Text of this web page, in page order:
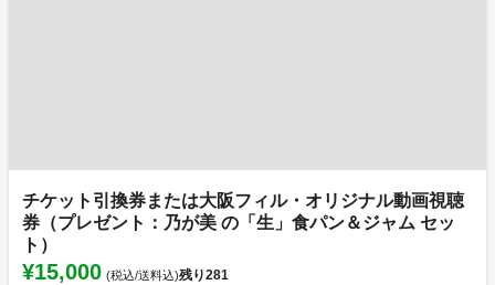
チケット引換券または大阪フィル・オリジナル動画視聴
券（プレゼント：乃が美 の「生」食パン＆ジャム セッ
ト）
¥15,000 (税込/送料込)残り281